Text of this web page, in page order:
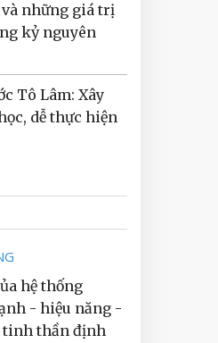
những giá trị
kỷ nguyên
Tô Lâm: Xây
dễ thực hiện
hệ thống
- hiệu năng -
tinh thần định